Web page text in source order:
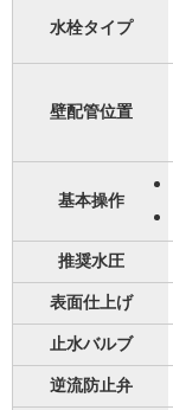
水栓タイプ
壁配管位置
基本操作
推奨水圧
表面仕上げ
止水バルブ
逆流防止弁